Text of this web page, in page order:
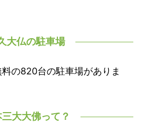
大仏の駐車場
の820台の駐車場がありま
三大大佛って？